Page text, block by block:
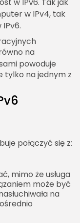
w IPv6. Tak jak
w IPv4, tak
na
powoduje
tylko na jednym z
połączyć się z:
mimo że usługa
może być
na